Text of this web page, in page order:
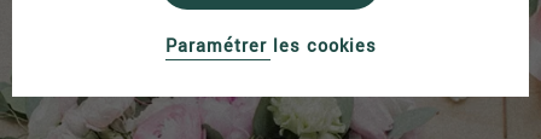
Paramétrer les cookies